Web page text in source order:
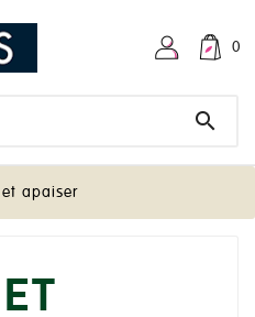
0

apaiser